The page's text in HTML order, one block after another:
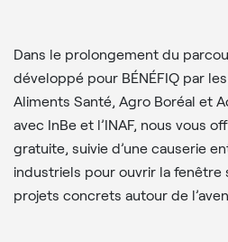
Dans le prolongement du
développé pour BÉNÉFIQ par
Aliments Santé, Agro Boréal et
avec InBe et l’INAF, nous vous
gratuite, suivie d’une causerie
industriels pour ouvrir la
projets concrets autour de